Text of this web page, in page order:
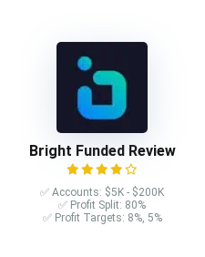
Bright Funded Review
✅ Accounts: $5K - $200K
✅ Profit Split: 80%
✅ Profit Targets: 8%, 5%